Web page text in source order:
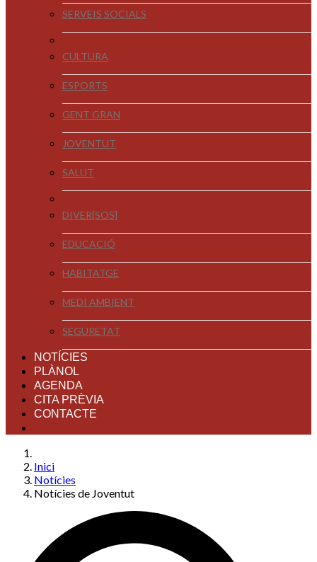
SERVEIS SOCIALS
CULTURA
ESPORTS
GENT GRAN
JOVENTUT
SALUT
DIVER[SOS]
EDUCACIÓ
HABITATGE
MEDI AMBIENT
SEGURETAT
NOTÍCIES
PLÀNOL
AGENDA
CITA PRÈVIA
CONTACTE
Inici
Notícies
Notícies de Joventut